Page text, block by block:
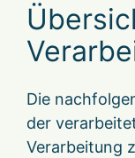
Die
der
Verarbeitung